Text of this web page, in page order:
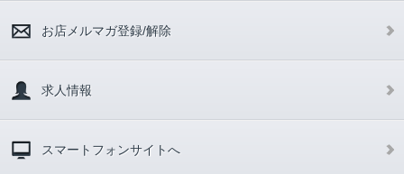
お店メルマガ登録/解除
求人情報
スマートフォンサイトへ